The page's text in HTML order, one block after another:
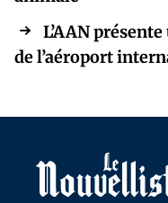
L’AAN
de l’aéroport